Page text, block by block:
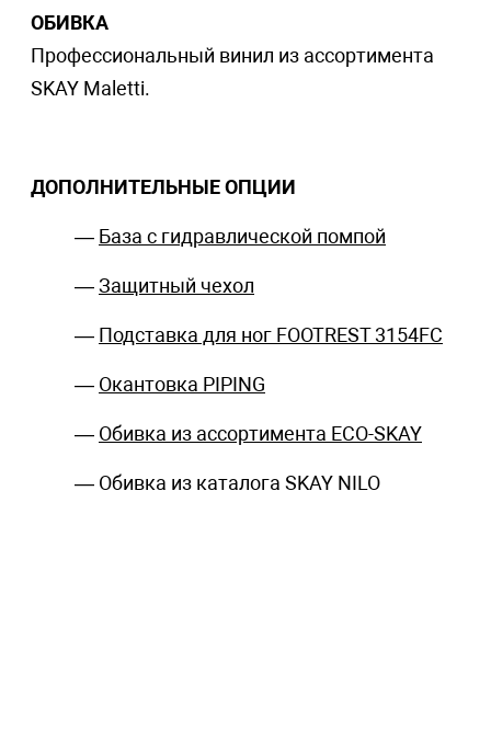
ОБИВКА
Профессиональный винил из ассортимента
SKAY Maletti.
ДОПОЛНИТЕЛЬНЫЕ ОПЦИИ
— База с гидравлической помпой
—Защитный чехол
— Подставка для ног FOOTREST 3154FC
— Окантовка PIPING
— Обивка из ассортимента ECO-SKAY
— Обивка из каталога SKAY NILO